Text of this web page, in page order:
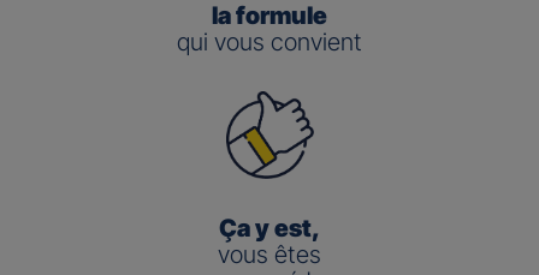
la formule
qui vous convient
Ça y est,
vous êtes